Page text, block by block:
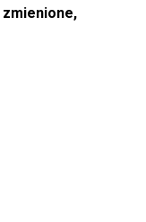
zmienione,